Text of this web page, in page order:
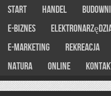
Start Handel
E-Biznes
E-marketing
Rekreacja
Natura
Online